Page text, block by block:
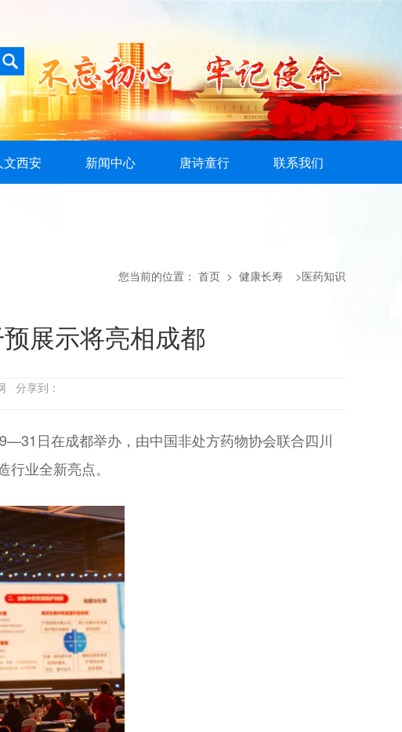
文西安 新闻中心 唐诗童行 联系我们
您当前的位置： 首页 > 健康长寿 >医药知识
展示将亮相成都
分享到：
日在成都举办，由中国非处方药物协会联合四川
业全新亮点。